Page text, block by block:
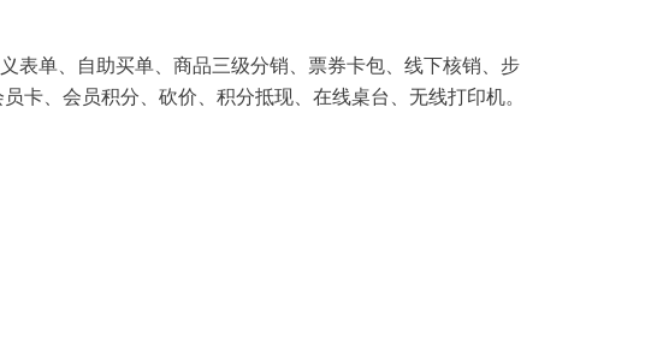
表单、自助买单、商品三级分销、票券卡包、线下核销、步
卡、会员积分、砍价、积分抵现、在线桌台、无线打印机。